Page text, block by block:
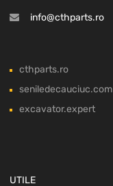
info@cthparts.ro
cthparts.ro
seniledecauciuc.com
excavator.expert
UTILE